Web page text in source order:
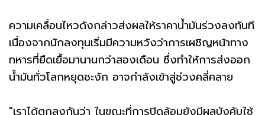
ความเคลื่อนไหวดังกล่าวส่งผลให้ราคาน้ำมันร่วงลงทันที
เนื่องจากนักลงทุนเริ่มมีความหวังว่าการเผชิญหน้าทาง
ทหารที่ยืดเยื้อมานานกว่าสองเดือน ซึ่งทำให้การส่งออก
น้ำมันทั่วโลกหยุดชะงัก อาจกำลังเข้าสู่ช่วงคลี่คลาย
"เราได้ตกลงกันว่า ในขณะที่การปิดล้อมยังมีผลบังคับใช้